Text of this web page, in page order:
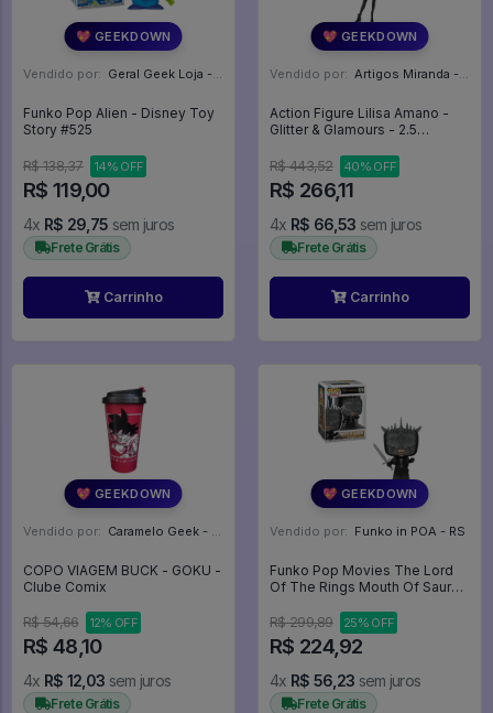
💖 GEEKDOWN
Vendido por: Geral Geek Loja - SP
Funko Pop Alien - Disney Toy
Story #525
R$ 138,37 14% OFF
R$ 119,00
4x R$ 29,75 sem juros
Frete Grátis
Carrinho
💖 GEEKDOWN
Vendido por: Artigos Miranda - RJ
Action Figure Lilisa Amano -
Glitter & Glamours - 2.5
R$ 443,52
40% OFF
R$ 266,11
4x R$ 66,53 sem juros
Frete Grátis
Carrinho
💖 GEEKDOWN
Vendido por: Caramelo Geek - DF
COPO VIAGEM BUCK - GOKU -
Clube Comix
R$ 54,66 12% OFF
R$ 48,10
4x R$ 12,03 sem juros
Frete Grátis
💖 GEEKDOWN
Vendido por: Funko in POA - RS
Funko Pop Movies The Lord
Of The Rings Mouth Of Sauron
Movies #1578
R$ 299,89 25% OFF
R$ 224,92
4x R$ 56,23 sem juros
Frete Grátis